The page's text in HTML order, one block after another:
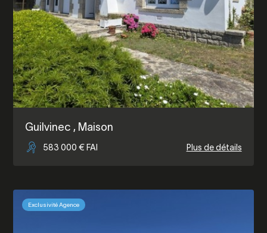
Guilvinec , Maison
583 000 € FAI Plus de détails
Exclusivité Agence